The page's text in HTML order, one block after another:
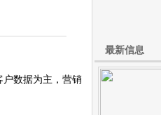
户数据为主，营销
最新信息